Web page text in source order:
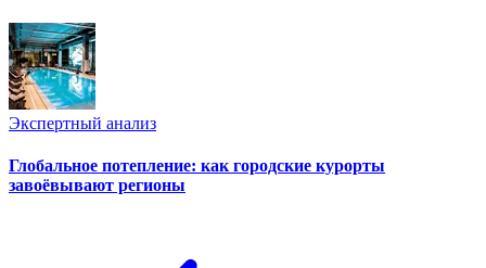
Экспертный анализ
Глобальное потепление: как городские курорты
завоёвывают регионы